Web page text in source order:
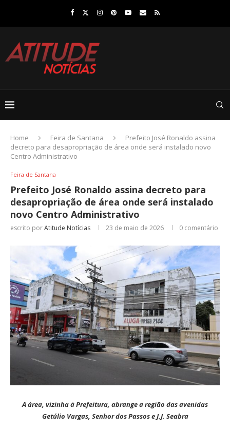
Home Feira de Santana
Prefeito José Ronaldo assina
decreto para desapropriação de área onde será instalado novo
Centro Administrativo
Feira de Santana
Prefeito José Ronaldo assina decreto para
desapropriação de área onde será instalado
novo Centro Administrativo
escrito porAtitude Notícias 23 de maio de 2026 0 comentário
A área, vizinha à Prefeitura, abrange a região das avenidas
Getúlio Vargas, Senhor dos Passos e J.J. Seabra